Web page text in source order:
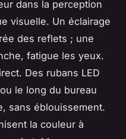
dans la perception
visuelle. Un éclairage
des reflets ; une
fatigue les yeux.
Des rubans LED
le long du bureau
sans éblouissement.
la couleur à